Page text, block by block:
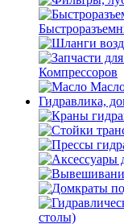
Компрессоров
Гидравлика,